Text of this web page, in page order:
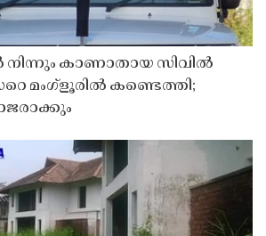
കാണാതായ സിവിൽ
മംഗ്ളൂരിൽ കണ്ടെത്തി;